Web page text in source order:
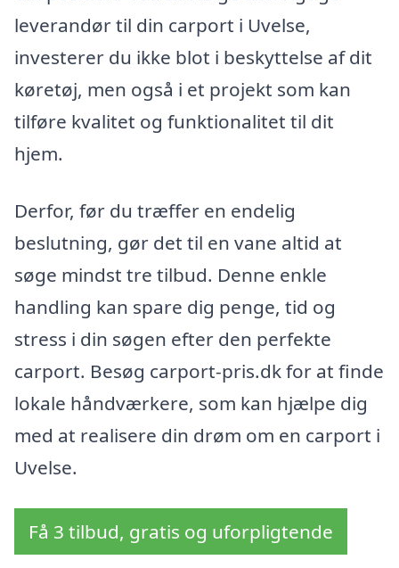
leverandør til din carport i Uvelse,
investerer du ikke blot i beskyttelse af dit
køretøj, men også i et projekt som kan
tilføre kvalitet og funktionalitet til dit
hjem.
Derfor, før du træffer en endelig
beslutning, gør det til en vane altid at
søge mindst tre tilbud. Denne enkle
handling kan spare dig penge, tid og
stress i din søgen efter den perfekte
carport. Besøg carport-pris.dk for at finde
lokale håndværkere, som kan hjælpe dig
med at realisere din drøm om en carport i
Uvelse.
Få 3 tilbud, gratis og uforpligtende